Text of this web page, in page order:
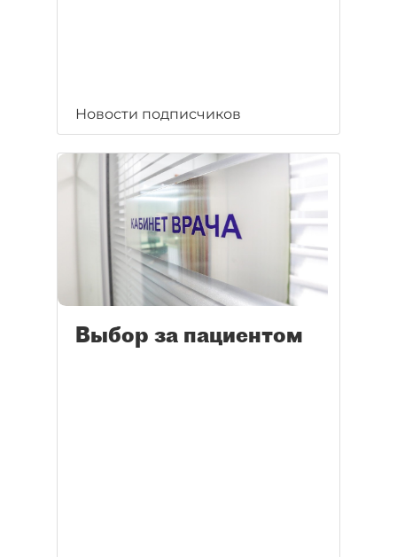
Новости подписчиков
Выбор за пациентом